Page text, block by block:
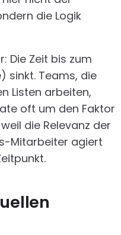
die Logik
Die Zeit bis zum
sinkt. Teams, die
Listen arbeiten,
oft um den Faktor
die Relevanz der
Mitarbeiter agiert